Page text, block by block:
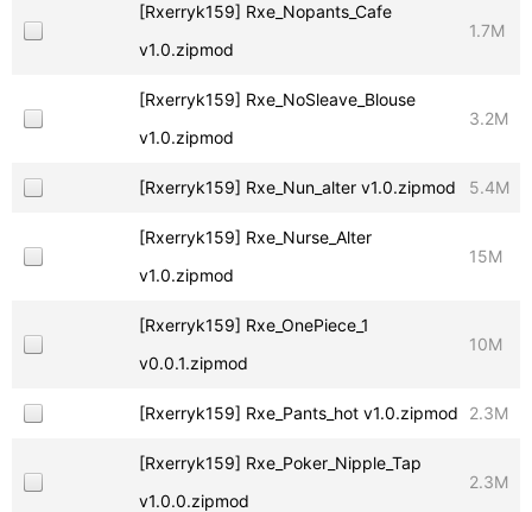
[Rxerryk159] Rxe_Nopants_Cafe
v1.0.zipmod
1.7M
[Rxerryk159] Rxe_NoSleave_Blouse
v1.0.zipmod
3.2M
[Rxerryk159] Rxe_Nun_alter v1.0.zipmod 5.4M
[Rxerryk159] Rxe_Nurse_Alter
v1.0.zipmod
15M
[Rxerryk159] Rxe_OnePiece_1
v0.0.1.zipmod
10M
[Rxerryk159] Rxe_Pants_hot v1.0.zipmod 2.3M
[Rxerryk159] Rxe_Poker_Nipple_Tap
v1.0.0.zipmod
2.3M